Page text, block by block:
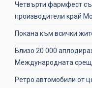
Четвърти фармфест
производители край
Покана към всички
Близо 20 000
Международната
Ретро автомобили от